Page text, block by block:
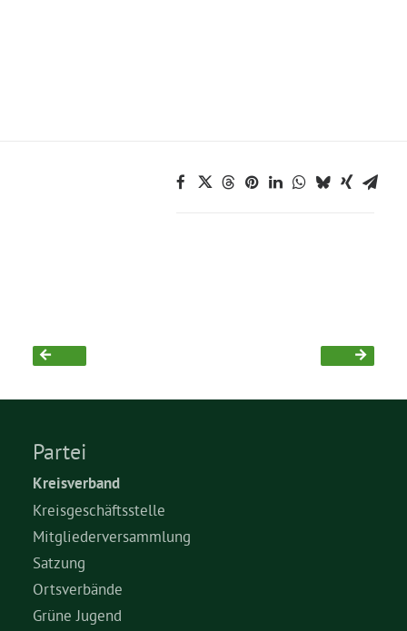
Partei
Kreisverband
Kreisgeschäftsstelle
Mitgliederversammlung
Satzung
Ortsverbände
Grüne Jugend